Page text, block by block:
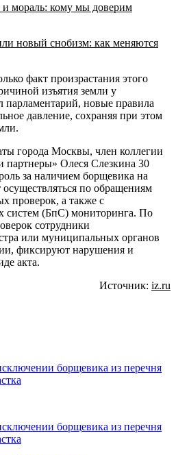
и мораль: кому мы доверим
новый снобизм: как меняются
факт произрастания этого
изъятия земли у
парламентарий, новые правила
давление, сохраняя при этом
города Москвы, член коллегии
партнеры» Олеся Слезкина 30
за наличием борщевика на
по обращениям
проверок, а также с
систем (БпС) мониторинга. По
сотрудники
или муниципальных органов
фиксируют нарушения и
акта.
Источник: iz.ru
борщевика из перечня
борщевика из перечня